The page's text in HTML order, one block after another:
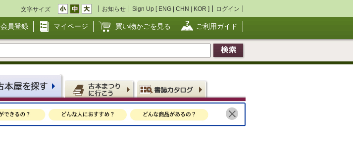
文字サイズ お知らせ Sign Up [ ENG | CHN | KOR ] ログイン
会員登録 マイページ 買い物かごを見る ご利用ガイド